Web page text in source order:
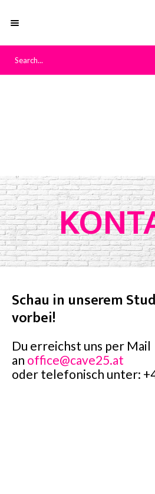
Schau in unserem
vorbei!
Du erreichst uns per Mail
an office@cave25.at
oder telefonisch unter: